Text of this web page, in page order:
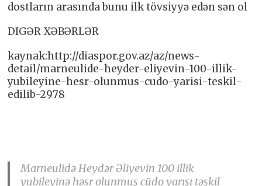
dostların arasında bunu ilk tövsiyyə edən sən ol
DIGƏR XƏBƏRLƏR
kaynak:http://diaspor.gov.az/az/news-
detail/marneulide-heyder-eliyevin-100-illik-
yubileyine-hesr-olunmus-cudo-yarisi-teskil-
edilib-2978
Marneulidə Heydər Əliyevin 100 illik
yubileyinə həsr olunmuş cüdo yarışı təşkil